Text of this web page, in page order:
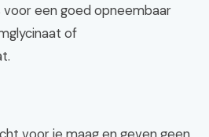
voor een goed opneembaar
of